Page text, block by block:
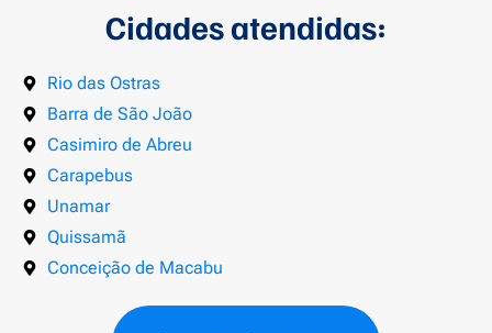
Cidades atendidas:
Rio das Ostras
Barra de São João
Casimiro de Abreu
Carapebus
Unamar
Quissamã
Conceição de Macabu